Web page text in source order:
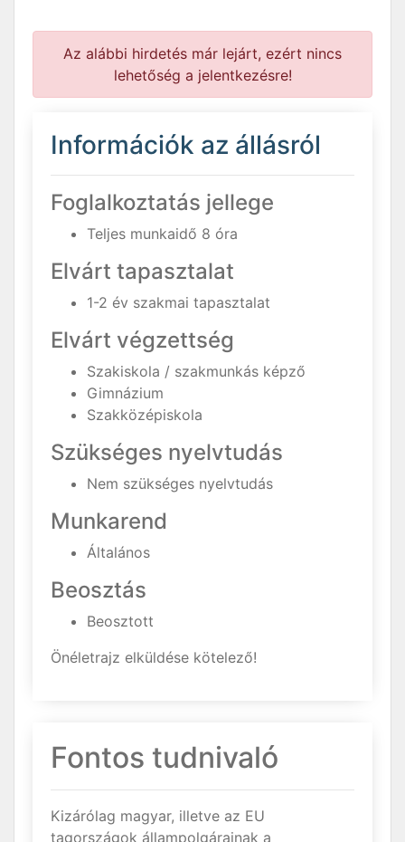
Az alábbi hirdetés már lejárt, ezért nincs
lehetőség a jelentkezésre!
Információk az állásról
Foglalkoztatás jellege
Teljes munkaidő 8 óra
Elvárt tapasztalat
1-2 év szakmai tapasztalat
Elvárt végzettség
Szakiskola / szakmunkás képző
Gimnázium
Szakközépiskola
Szükséges nyelvtudás
Nem szükséges nyelvtudás
Munkarend
Általános
Beosztás
Beosztott
Önéletrajz elküldése kötelező!
Fontos tudnivaló
Kizárólag magyar, illetve az EU
tagországok állampolgárainak a